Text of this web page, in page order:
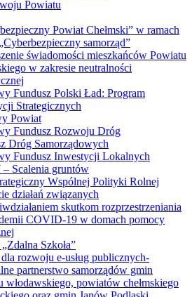
Powiatu
Powiat Chełmski” w ramach
samorząd”
świadomości mieszkańców Powiatu
w zakresie neutralności
Fundusz Polski Ład: Program
Strategicznych
Powiat
Fundusz Rozwoju Dróg
Dróg Samorządowych
Fundusz Inwestycji Lokalnych
Scalenia gruntów
Wspólnej Polityki Rolnej
działań związanych
skutkom rozprzestrzeniania
COVID-19 w domach pomocy
Szkoła”
rozwoju e-usług publicznych-
partnerstwo samorządów gmin
włodawskiego, powiatów chełmskiego